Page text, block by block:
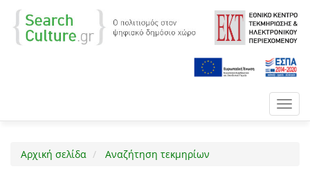
Αρχική σελίδα Αναζήτηση τεκμηρίων